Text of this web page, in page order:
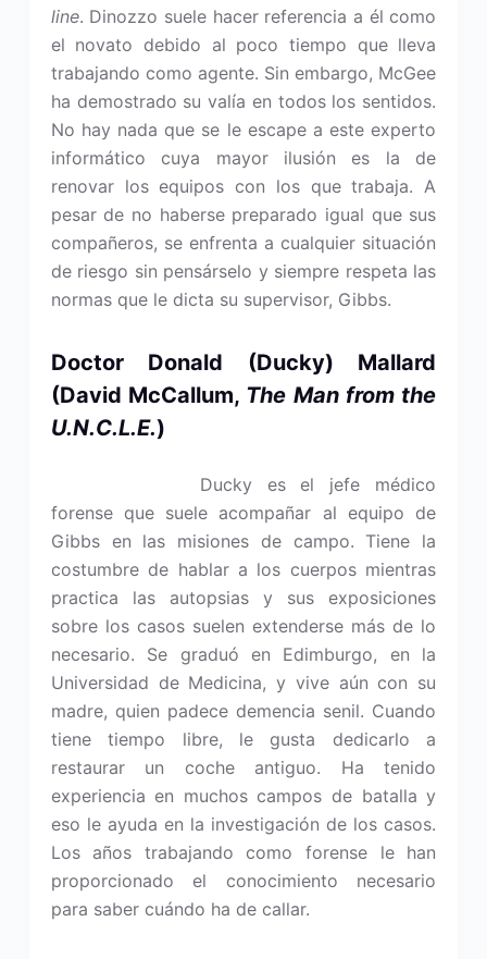
line. Dinozzo suele hacer referencia a él como
el novato debido al poco tiempo que lleva
trabajando como agente. Sin embargo, McGee
ha demostrado su valía en todos los sentidos.
No hay nada que se le escape a este experto
informático cuya mayor ilusión es la de
renovar los equipos con los que trabaja. A
pesar de no haberse preparado igual que sus
compañeros, se enfrenta a cualquier situación
de riesgo sin pensárselo y siempre respeta las
normas que le dicta su supervisor, Gibbs.
Doctor Donald (Ducky) Mallard
(David McCallum, The Man from the
U.N.C.L.E.)
Ducky es el jefe médico
forense que suele acompañar al equipo de
Gibbs en las misiones de campo. Tiene la
costumbre de hablar a los cuerpos mientras
practica las autopsias y sus exposiciones
sobre los casos suelen extenderse más de lo
necesario. Se graduó en Edimburgo, en la
Universidad de Medicina, y vive aún con su
madre, quien padece demencia senil. Cuando
tiene tiempo libre, le gusta dedicarlo a
restaurar un coche antiguo. Ha tenido
experiencia en muchos campos de batalla y
eso le ayuda en la investigación de los casos.
Los años trabajando como forense le han
proporcionado el conocimiento necesario
para saber cuándo ha de callar.